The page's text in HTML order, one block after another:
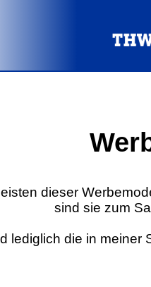
dieser
sind sie zum
lediglich die in meiner